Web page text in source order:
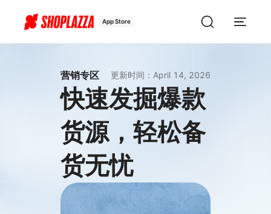
App Store
营销专区 更新时间 ： April 14, 2026
快速发掘爆款
货源，轻松备
货无忧